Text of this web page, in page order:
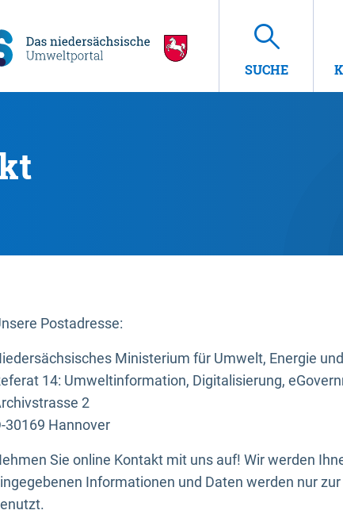
SUCHE
Postadresse:
Ministerium für Umwelt, Energie
14: Umweltinformation, Digitalisierung,
2
30169 Hannover
Sie online Kontakt mit uns auf! Wir werden
Informationen und Daten werden nur